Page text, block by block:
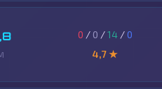
0 / 0 /14 /0
4,7 ★